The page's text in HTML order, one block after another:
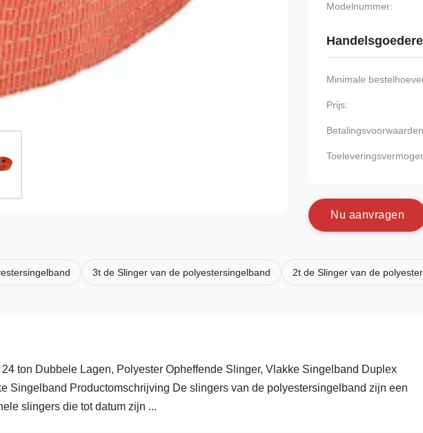
Modelnummer:
Minimale
Prijs:
N u aanvragen
3t de Slinger van de polyestersingelband 2t de Slinger van de
ton Dubbele Lagen, Polyester Opheffende Slinger, Vlakke Singelband Duplex
Singelband Productomschrijving De slingers van de polyestersingelband zijn een
slingers die tot datum zijn ...